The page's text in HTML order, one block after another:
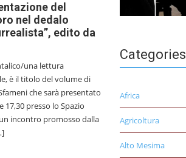
del
nel dedalo
edito da
una lettura
è il titolo del volume di
che sarà presentato
17,30 presso lo Spazio
incontro promosso dalla
Categories
Africa
Agricoltura
Alto Mesima